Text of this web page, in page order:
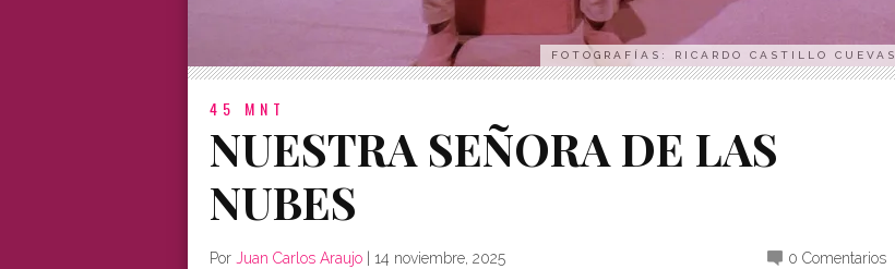
FOTOGRAFÍAS: RICARDO CASTILLO CUEVAS
45 MNT
NUESTRA SEÑORA DE LAS
NUBES
Por Juan Carlos Araujo 14 noviembre, 2025 0 Comentarios